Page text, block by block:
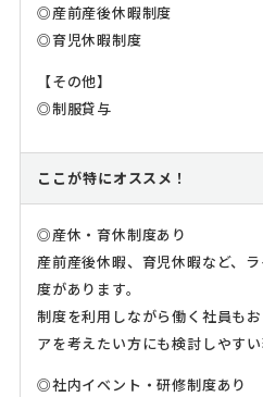
◎産前産後休暇制度
◎育児休暇制度
【その他】
◎制服貸与
ここが特にオススメ！
◎産休・育休制度あり
産前産後休暇、育児休暇など、
度があります。
制度を利用しながら働く社員も
アを考えたい方にも検討しやすい
◎社内イベント・研修制度あり